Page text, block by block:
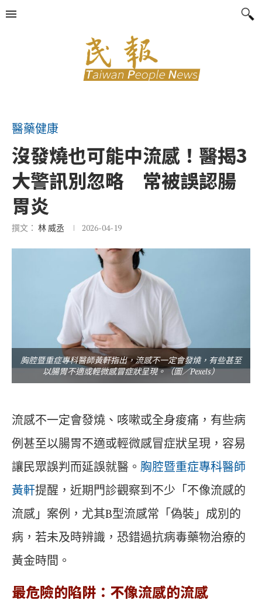
醫藥健康
沒發燒也可能中流感！醫揭3
大警訊別忽略 常被誤認腸
胃炎
撰文： 林 威丞 2026-04-19
胸腔暨重症專科醫師黃軒指出，流感不一定會發燒，有些甚至
以腸胃不適或輕微感冒症狀呈現。（圖／Pexels）
流感不一定會發燒、咳嗽或全身痠痛，有些病
例甚至以腸胃不適或輕微感冒症狀呈現，容易
讓民眾誤判而延誤就醫。 胸腔暨重症專科醫師
黃軒提醒，近期門診觀察到不少「不像流感的
流感」案例，尤其B型流感常「偽裝」成別的
病，若未及時辨識，恐錯過抗病毒藥物治療的
黃金時間。
最危險的陷阱：不像流感的流感